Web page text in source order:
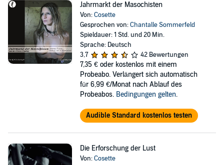
Jahrmarkt der Masochisten
Von:Cosette
Gesprochen von:Chantalle Sommerfeld
Spieldauer: 1 Std. und 20 Min.
Sprache: Deutsch
3,7
42 Bewertungen
7,35 € oder kostenlos mit einem
Probeabo. Verlängert sich automatisch
für 6,99 €/Monat nach Ablauf des
Probeabos. Bedingungen gelten.
Audible Standard kostenlos testen
Die Erforschung der Lust
Von:Cosette